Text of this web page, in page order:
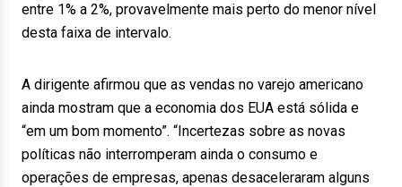
entre 1% a 2%, provavelmente mais perto do menor nível
desta faixa de intervalo.
A dirigente afirmou que as vendas no varejo americano
ainda mostram que a economia dos EUA está sólida e
“em um bom momento”. “Incertezas sobre as novas
políticas não interromperam ainda o consumo e
operações de empresas, apenas desaceleraram alguns